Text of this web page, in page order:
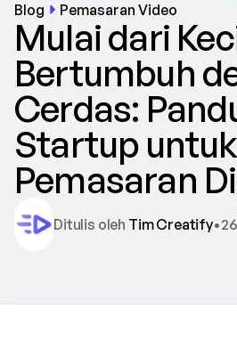
Blog Pemasaran Video
Mulai dari
Bertumbuh
Cerdas:
Startup untuk
Pemasaran
Ditulis oleh Tim Creatify•